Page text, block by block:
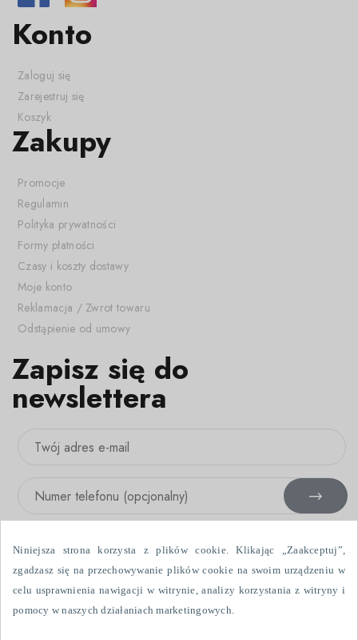
Konto
Zaloguj się
Zarejestruj się
Koszyk
Zakupy
Promocje
Regulamin
Polityka prywatności
Formy płatności
Czasy i koszty dostawy
Moje konto
Reklamacja / Zwrot towaru
Odstąpienie od umowy
Zapisz się do
newslettera
Wyrażam zgodę na otrzymywanie informacji handlowych drogą
elektroniczną i przy użyciu urządzeń telefonicznych, wysłanych przez
Niniejsza strona korzysta z plików cookie. Klikając „Zaakceptuj”,
zgadzasz się na przechowywanie plików cookie na swoim urządzeniu w
celu usprawnienia nawigacji w witrynie, analizy korzystania z witryny i
pomocy w naszych działaniach marketingowych.